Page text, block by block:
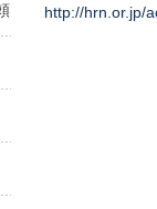
http://hrn.or.jp/